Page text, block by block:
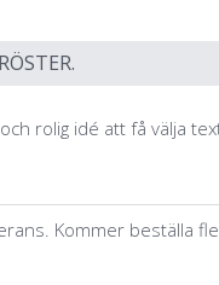
rolig idé att få välja
Kommer beställa